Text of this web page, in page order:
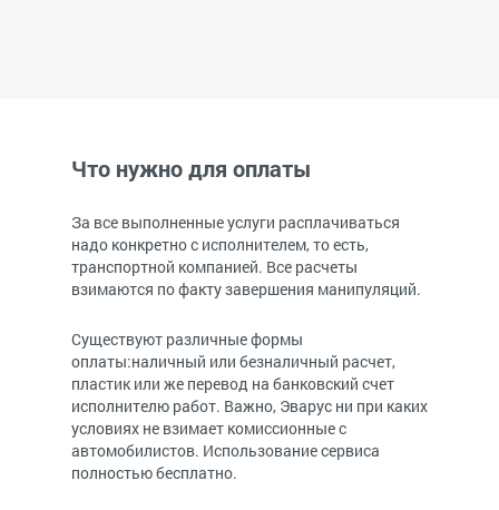
Что нужно для оплаты
За все выполненные услуги расплачиваться
надо конкретно с исполнителем, то есть,
транспортной компанией. Все расчеты
взимаются по факту завершения манипуляций.
Существуют различные формы
оплаты:наличный или безналичный расчет,
пластик или же перевод на банковский счет
исполнителю работ. Важно, Эварус ни при каких
условиях не взимает комиссионные с
автомобилистов. Использование сервиса
полностью бесплатно.